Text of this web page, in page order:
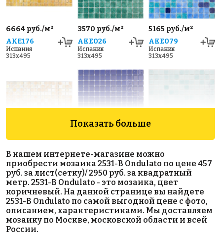
6664 руб./м²
AKE176
Испания
313x495
3570 руб./м²
AKE026
Испания
313x495
5165 руб./м²
AKE079
Испания
313x495
AKE192
Испания
313x495
AKE050
Испания
313x495
AKE199
Испания
340x340
Показать больше
В нашем интернете-магазине можно
приобрести мозаика 2531-В Ondulato по цене 457
руб. за лист(сетку)/ 2950 руб. за квадратный
метр. 2531-В Ondulato - это мозаика, цвет
коричневый. На данной странице вы найдете
2531-В Ondulato по самой выгодной цене с фото,
описанием, характеристиками. Мы доставляем
мозаику по Москве, московской области и всей
России.